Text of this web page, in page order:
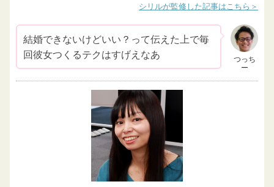
シリルが監修した記事はこちら
つっち
ー
結婚できないけどいい？って伝えた上で毎
回彼女つくるテクはすげえなあ